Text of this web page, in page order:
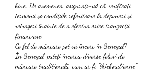
bine. De asemenea, asigurați-vă că verificați
termenii și condițiile referitoare la depuneri și
retrageri înainte de a efectua orice tranzacții
financiare.
Ce fel de mâncare pot să încerc în Senegal?.
În Senegal, puteți încerca diverse feluri de
mâncare tradițională, cum ar fi "thieboudienne"